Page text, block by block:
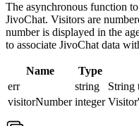
The asynchronous function
JivoChat. Visitors are
number is displayed in the
to associate JivoChat data
Name Type
err
string
String
visitorNumber integer